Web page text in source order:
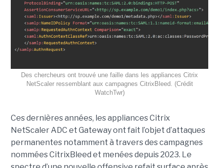
Des chercheurs ont trouvé une faille dans les appliances Citrix
NetScaler ressemblant aux campagnes CitrixBleed. (Crédit
WatchTwr)
Ces dernières années, les appliances Citrix
NetScaler ADC et Gateway ont fait l’objet d’attaques
permanentes notamment à travers des campagnes
nommées CitrixBleed et menées depuis 2023. Le